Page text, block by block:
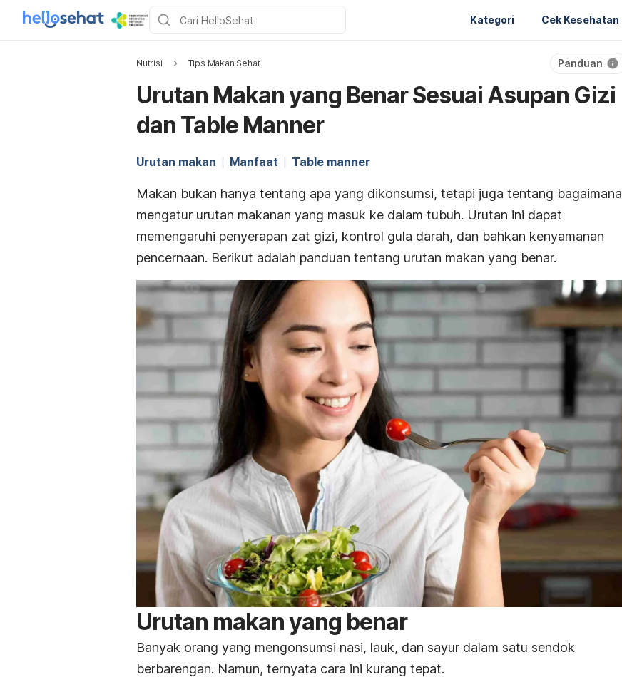
Kategori Cek Kesehatan
Nutrisi Tips Makan Sehat Panduan
Urutan Makan yang Benar Sesuai Asupan Gizi
dan Table Manner
Urutan makan Manfaat Table manner
Makan bukan hanya tentang apa yang dikonsumsi, tetapi juga tentang bagaimana
mengatur urutan makanan yang masuk ke dalam tubuh. Urutan ini dapat
memengaruhi penyerapan zat gizi, kontrol gula darah, dan bahkan kenyamanan
pencernaan. Berikut adalah panduan tentang urutan makan yang benar.
Urutan makan yang benar
Banyak orang yang mengonsumsi nasi, lauk, dan sayur dalam satu sendok
berbarengan. Namun, ternyata cara ini kurang tepat.